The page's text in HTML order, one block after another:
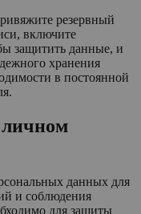
резервный
включите
защитить данные, и
хранения
в постоянной
данных для
и соблюдения
для защиты